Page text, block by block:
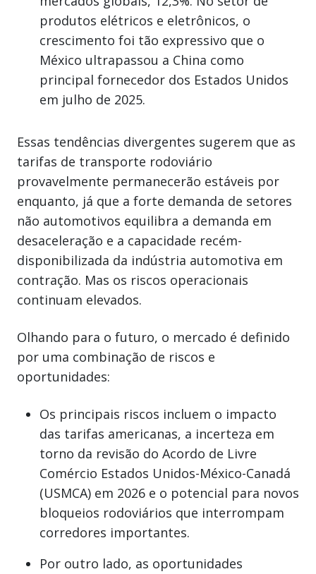
produtos elétricos e eletrônicos, o
crescimento foi tão expressivo que o
México ultrapassou a China como
principal fornecedor dos Estados Unidos
em julho de 2025.
Essas tendências divergentes sugerem que as
tarifas de transporte rodoviário
provavelmente permanecerão estáveis por
enquanto, já que a forte demanda de setores
não automotivos equilibra a demanda em
desaceleração e a capacidade recém-
disponibilizada da indústria automotiva em
contração. Mas os riscos operacionais
continuam elevados.
Olhando para o futuro, o mercado é definido
por uma combinação de riscos e
oportunidades:
Os principais riscos incluem o impacto
das tarifas americanas, a incerteza em
torno da revisão do Acordo de Livre
Comércio Estados Unidos-México-Canadá
(USMCA) em 2026 e o potencial para novos
bloqueios rodoviários que interrompam
corredores importantes.
Por outro lado, as oportunidades